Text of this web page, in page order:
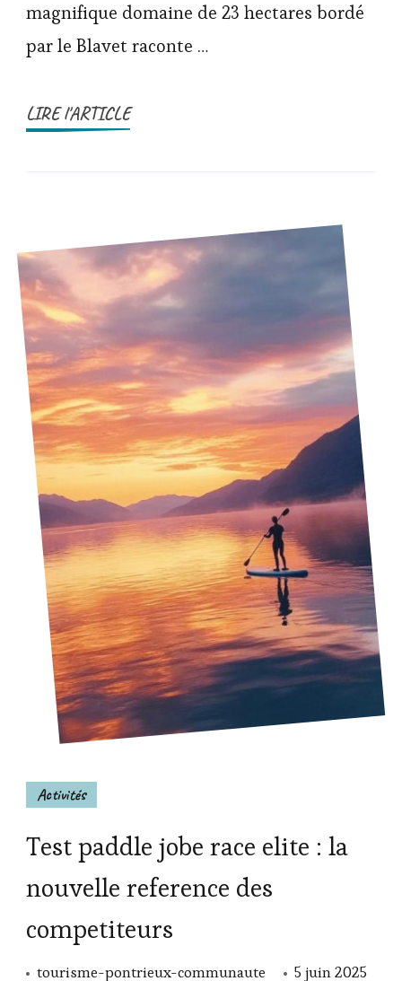
magnifique domaine de 23 hectares bordé
par le Blavet raconte …
LIRE l'ARTICLE
Activités
Test paddle jobe race elite : la
nouvelle reference des
competiteurs
tourisme-pontrieux-communaute 5 juin 2025